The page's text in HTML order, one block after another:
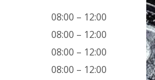
08:00 – 12:00
08:00 – 12:00
08:00 – 12:00
08:00 – 12:00